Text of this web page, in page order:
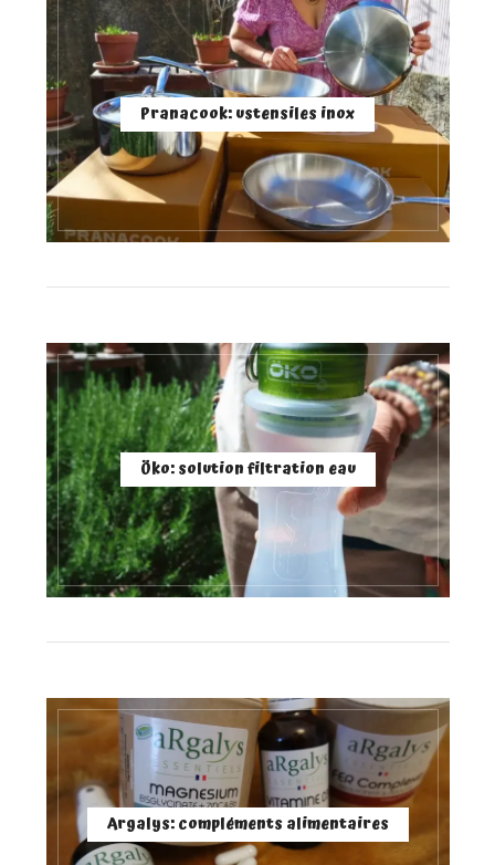
Pranacook: ustensiles inox
Öko: solution filtration eau
Argalys: compléments alimentaires